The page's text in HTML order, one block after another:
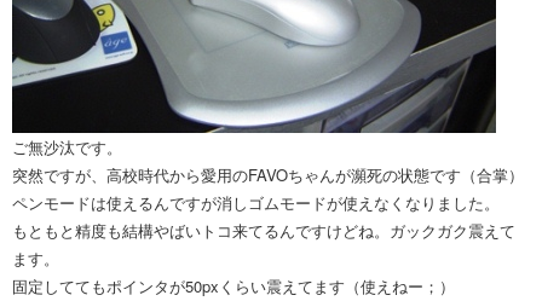
ご無沙汰です。
突然ですが、高校時代から愛用のFAVOちゃんが瀕死の状態です（合掌）
ペンモードは使えるんですが消しゴムモードが使えなくなりました。
もともと精度も結構やばいトコ来てるんですけどね。ガックガク震えて
ます。
固定しててもポインタが50pxくらい震えてます（使えねー；）